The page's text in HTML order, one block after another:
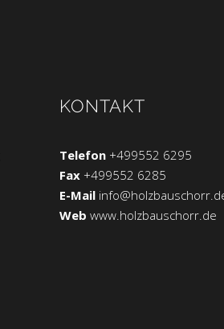
KONTAKT
Telefon +499552 6295
Fax+499552 6285
E-Mail
Web www.holzbauschorr.de